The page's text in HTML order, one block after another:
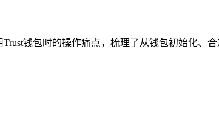
钱包时的操作痛点，梳理了从钱包初始化、合